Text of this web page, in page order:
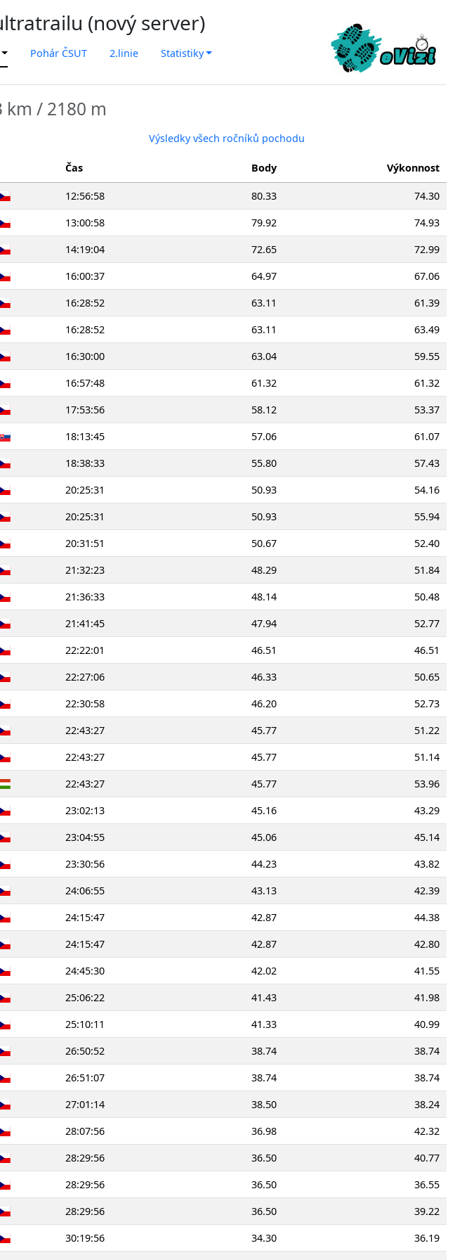
(nový server)
Pohár ČSUT 2.linie Statistiky
km / 2180 m
Výsledky všech ročníků pochodu
Čas Body Výkonnost
12:56:58 80.33
74.30
13:00:58 79.92
74.93
14:19:04 72.65
72.99
16:00:37 64.97
67.06
16:28:52 63.11
61.39
16:28:52 63.11
63.49
16:30:00 63.04
59.55
16:57:48 61.32
61.32
17:53:56 58.12
53.37
18:13:45 57.06
61.07
18:38:33 55.80
57.43
20:25:31 50.93
54.16
20:25:31 50.93
55.94
20:31:51 50.67
52.40
21:32:23 48.29
51.84
21:36:33 48.14
50.48
21:41:45 47.94
52.77
22:22:01 46.51
46.51
22:27:06 46.33
50.65
22:30:58 46.20
52.73
22:43:27 45.77
51.22
22:43:27 45.77
51.14
22:43:27 45.77
53.96
23:02:13 45.16
43.29
23:04:55 45.06
45.14
23:30:56 44.23
43.82
24:06:55 43.13
42.39
24:15:47 42.87
44.38
24:15:47 42.87
42.80
24:45:30 42.02
41.55
25:06:22 41.43
41.98
25:10:11 41.33
40.99
26:50:52 38.74
38.74
26:51:07 38.74
38.74
27:01:14 38.50
38.24
28:07:56 36.98
42.32
28:29:56 36.50
40.77
28:29:56 36.50
36.55
28:29:56 36.50
39.22
30:19:56 34.30
36.19